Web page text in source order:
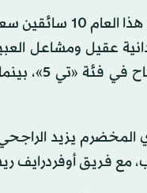
كما
يزيد